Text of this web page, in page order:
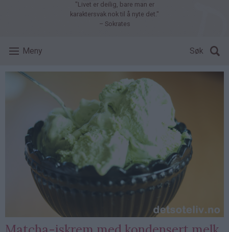
"Livet er deilig, bare man er
karaktersvak nok til å nyte det."
– Sokrates
Meny Søk